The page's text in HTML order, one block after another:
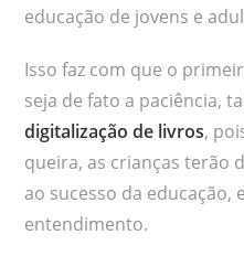
educação de jovens e
Isso faz com que o
seja de fato a paciência,
digitalização de livros,
queira, as crianças terão
ao sucesso da educação,
entendimento.